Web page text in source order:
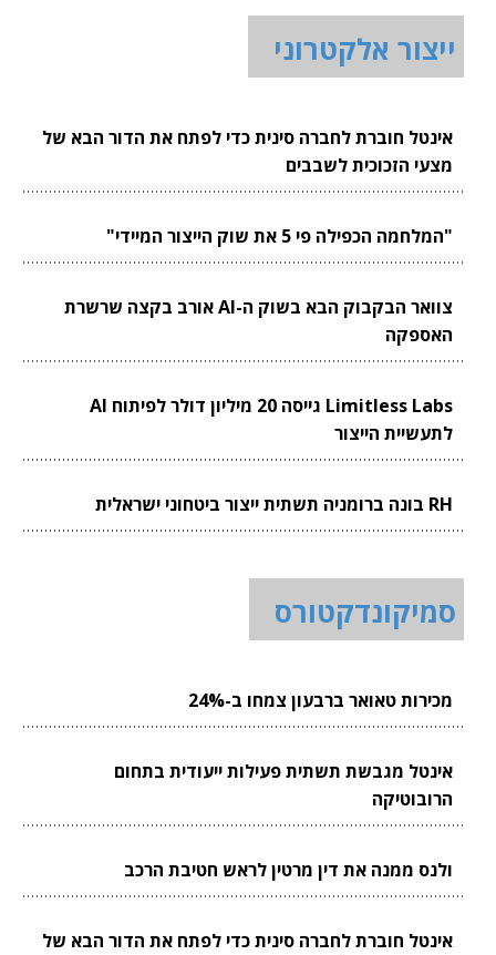
ייצור אלקטרוני
אינטל חוברת לחברה סינית כדי לפתח את הדור הבא של
מצעי הזכוכית לשבבים
"המלחמה הכפילה פי 5 את שוק הייצור המיידי"
צוואר הבקבוק הבא בשוק ה-AI אורב בקצה שרשרת
האספקה
Limitless Labs גייסה 20 מיליון דולר לפיתוח AI
לתעשיית הייצור
RH בונה ברומניה תשתית ייצור ביטחוני ישראלית
סמיקונדקטורס
מכירות טאואר ברבעון צמחו ב-24%
אינטל מגבשת תשתית פעילות ייעודית בתחום
הרובוטיקה
ולנס ממנה את דין מרטין לראש חטיבת הרכב
אינטל חוברת לחברה סינית כדי לפתח את הדור הבא של